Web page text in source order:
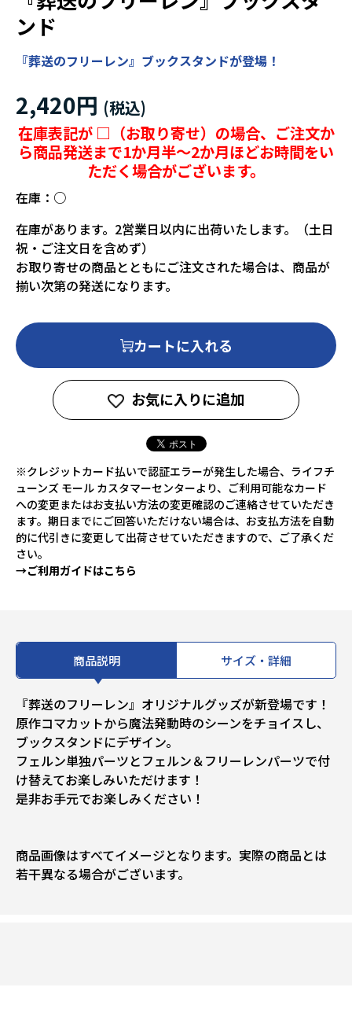
ンド
『葬送のフリーレン』ブックスタンドが登場！
2,420円
在庫表記が □（お取り寄せ）の場合、ご注文か
ら商品発送まで1か月半～2か月ほどお時間をい
ただく場合がございます。
在庫： ○
在庫があります。2営業日以内に出荷いたします。（土日
祝・ご注文日を含めず）
お取り寄せの商品とともにご注文された場合は、商品が
揃い次第の発送になります。
カートに入れる
お気に入りに追加
※クレジットカード払いで認証エラーが発生した場合、ライフチ
ューンズ モール カスタマーセンターより、ご利用可能なカード
への変更またはお支払い方法の変更確認のご連絡させていただき
ます。期日までにご回答いただけない場合は、お支払方法を自動
的に代引きに変更して出荷させていただきますので、ご了承くだ
さい。
→ご利用ガイドはこちら
商品説明 サイズ・詳細
『葬送のフリーレン』オリジナルグッズが新登場です！
原作コマカットから魔法発動時のシーンをチョイスし、
ブックスタンドにデザイン。
フェルン単独パーツとフェルン＆フリーレンパーツで付
け替えてお楽しみいただけます！
是非お手元でお楽しみください！
商品画像はすべてイメージとなります。実際の商品とは
若干異なる場合がございます。